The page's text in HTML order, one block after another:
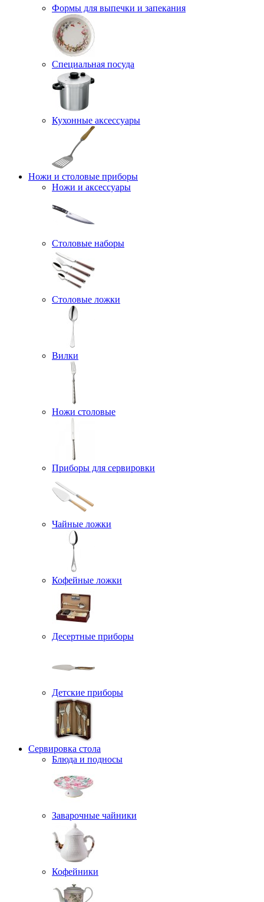
Формы для выпечки и запекания
Специальная посуда
Кухонные аксессуары
Ножи и столовые приборы
Ножи и аксессуары
Столовые наборы
Столовые ложки
Вилки
Ножи столовые
Приборы для сервировки
Чайные ложки
Кофейные ложки
Десертные приборы
Детские приборы
Сервировка стола
Блюда и подносы
Заварочные чайники
Кофейники